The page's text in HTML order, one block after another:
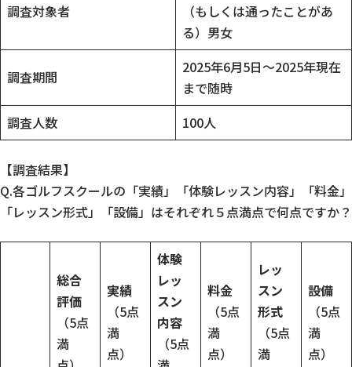
調査対象者
（もしくは通ったことがあ
る）男女
調査期間
2025年6月5日～2025年現在
まで随時
調査人数
100人
【調査結果】
Q.各ゴルフスクールの「実績」「体験レッスン内容」「料金」
「レッスン形式」「設備」はそれぞれ５点満点で何点ですか？
総合
評価
（5点
満
実績
（5点
満
点）
体験
レッ
スン
内容
（5点
料金
（5点
満
点）
レッ
スン
形式
（5点
満
設備
（5点
満
点）